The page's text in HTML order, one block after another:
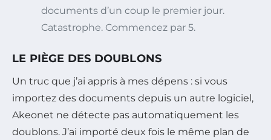
documents d’un coup le premier jour.
Catastrophe. Commencez par 5.
LE PIÈGE DES DOUBLONS
Un truc que j’ai appris à mes dépens : si vous
importez des documents depuis un autre logiciel,
Akeonet ne détecte pas automatiquement les
doublons. J’ai importé deux fois le même plan de